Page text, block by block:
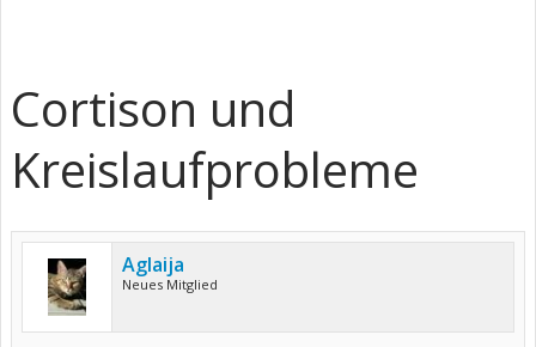
Cortison und
Kreislaufprobleme
Aglaija
Neues Mitglied